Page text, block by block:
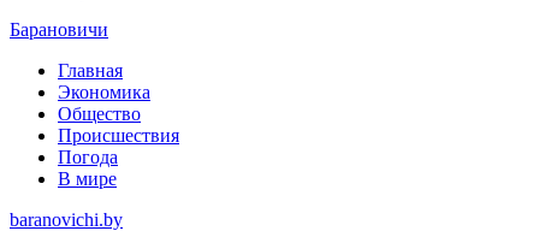
Барановичи
Главная
Экономика
Общество
Происшествия
Погода
В мире
baranovichi.by